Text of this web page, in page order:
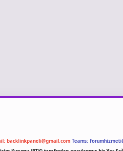
backlinkpaneli@gmail.com Teams: